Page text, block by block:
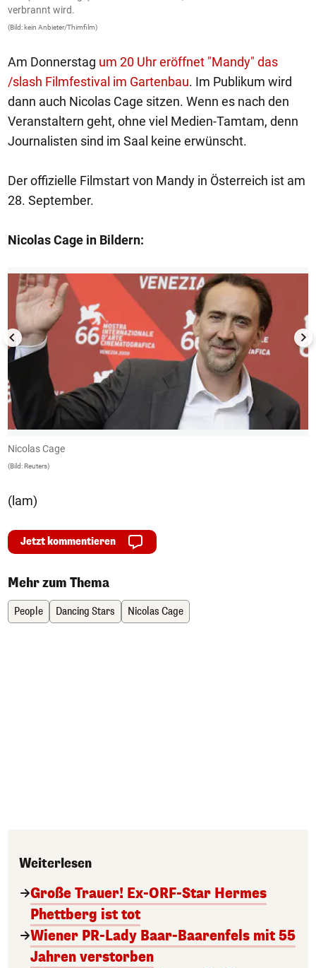
verbrannt wird.
(Bild: kein Anbieter/Thimfilm)
Am Donnerstag um 20 Uhr eröffnet "Mandy" das
/slash Filmfestival im Gartenbau. Im Publikum wird
dann auch Nicolas Cage sitzen. Wenn es nach den
Veranstaltern geht, ohne viel Medien-Tamtam, denn
Journalisten sind im Saal keine erwünscht.
Der offizielle Filmstart von Mandy in Österreich ist am
28. September.
Nicolas Cage in Bildern:
1/11
Nicolas Cage
(Bild: Reuters)
(lam)
Jetzt kommentieren
Mehr zum Thema
People Dancing Stars Nicolas Cage
Weiterlesen
Große Trauer! Ex-ORF-Star Hermes
Phettberg ist tot
Wiener PR-Lady Baar-Baarenfels mit 55
Jahren verstorben